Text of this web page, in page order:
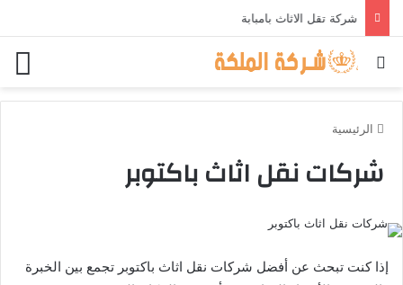
شركة تقل الاثاث بامبابة
بحث عن
الرئيسية
شركات نقل اثاث باكتوبر
إذا كنت تبحث عن أفضل شركات نقل اثاث باكتوبر تجمع بين الخبرة